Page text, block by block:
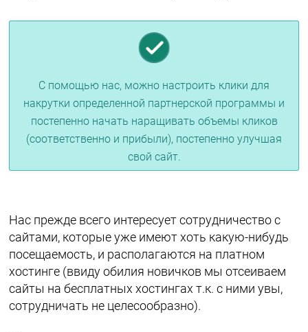
С помощью нас, можно настроить клики для
накрутки определенной партнерской программы и
постепенно начать наращивать объемы кликов
(соответственно и прибыли), постепенно улучшая
свой сайт.
Нас прежде всего интересует сотрудничество с
сайтами, которые уже имеют хоть какую-нибудь
посещаемость, и располагаются на платном
хостинге (ввиду обилия новичков мы отсеиваем
сайты на бесплатных хостингах т.к. с ними увы,
сотрудничать не целесообразно).